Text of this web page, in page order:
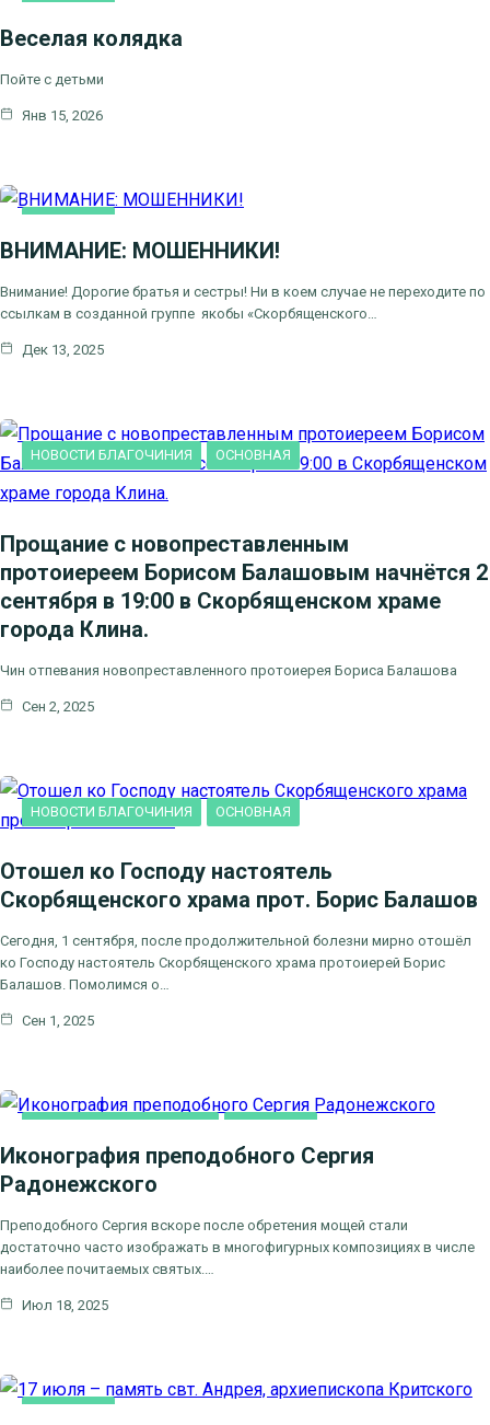
Веселая колядка
Пойте с детьми
Янв 15, 2026
ВНИМАНИЕ: МОШЕННИКИ!
Внимание! Дорогие братья и сестры! Ни в коем случае не переходите по
ссылкам в созданной группе якобы «Скорбященского…
Дек 13, 2025
НОВОСТИ БЛАГОЧИНИЯ ОСНОВНАЯ
Прощание с новопреставленным
протоиереем Борисом Балашовым начнётся 2
сентября в 19:00 в Скорбященском храме
города Клина.
Чин отпевания новопреставленного протоиерея Бориса Балашова
Сен 2, 2025
НОВОСТИ БЛАГОЧИНИЯ ОСНОВНАЯ
Отошел ко Господу настоятель
Скорбященского храма прот. Борис Балашов
Сегодня, 1 сентября, после продолжительной болезни мирно отошёл
ко Господу настоятель Скорбященского храма протоиерей Борис
Балашов. Помолимся о…
Сен 1, 2025
Иконография преподобного Сергия
Радонежского
Преподобного Сергия вскоре после обретения мощей стали
достаточно часто изображать в многофигурных композициях в числе
наиболее почитаемых святых.…
Июл 18, 2025